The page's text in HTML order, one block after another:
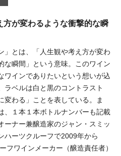
方が変わるような衝撃的な瞬
」とは、「人生観や考え方が変わ
な瞬間」という意味。このワイン
ワインでありたいという想いが込
ラベルは白と黒のコントラスト
変わる」ことを表している。ま
、１本１本ボトルナンバーも記載
ーナー兼醸造家のジャン・スミッ
ハーツクルーフで2009年から
フワインメーカー（醸造責任者）